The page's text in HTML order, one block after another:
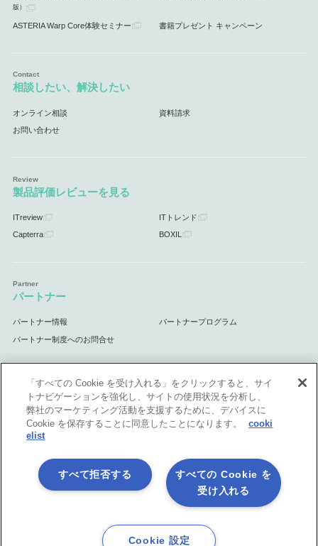
版）
ASTERIA Warp Core体験セミナー 書籍プレゼント キャンペーン
相談したい、解決したい
オンライン相談 資料請求
お問い合わせ
製品評価レビューを見る
ITreview ITトレンド
Capterra BOXIL
パートナー
パートナー情報 パートナープログラム
パートナー制度へのお問合せ
サポート
サポート情報
各社商標について
会社情報
「すべての Cookie を受け入れる」をクリックすると、サイ
トナビゲーションを強化し、サイトの使用状況を分析し、
弊社のマーケティング活動を支援するために、デバイスに
Cookie を保存することに同意したことになります。
cooki
elist
すべての Cookie を
受け入れる
すべて拒否する
Cookie 設定